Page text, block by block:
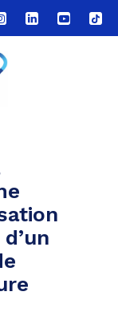
Lien
vers
Lien
vers
Lien
vers